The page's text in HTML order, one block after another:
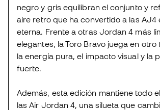
negro y gris equilibran el conjunto y
aire retro que ha convertido a las AJ4
eterna. Frente a otras Jordan 4 más
elegantes, la Toro Bravo juega en otro
la energía pura, el impacto visual y la
fuerte.
Además, esta edición mantiene todo
las Air Jordan 4, una silueta que